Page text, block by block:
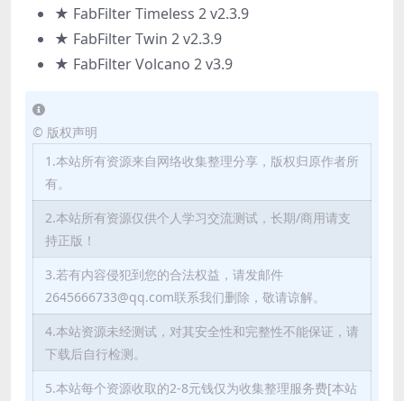
★ FabFilter Timeless 2 v2.3.9
★ FabFilter Twin 2 v2.3.9
★ FabFilter Volcano 2 v3.9
© 版权声明
1.本站所有资源来自网络收集整理分享，版权归原作者所
有。
2.本站所有资源仅供个人学习交流测试，长期/商用请支
持正版！
3.若有内容侵犯到您的合法权益，请发邮件
2645666733@qq.com联系我们删除，敬请谅解。
4.本站资源未经测试，对其安全性和完整性不能保证，请
下载后自行检测。
5.本站每个资源收取的2-8元钱仅为收集整理服务费[本站